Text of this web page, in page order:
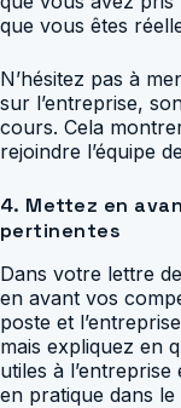
que vous êtes
N’hésitez pas à
sur l’entreprise,
cours. Cela
rejoindre l’équipe
4. Mettez en
pertinentes
Dans votre lettre
en avant vos
poste et
mais expliquez en
utiles à
en pratique dans le